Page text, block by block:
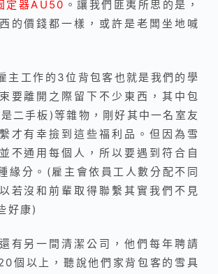
定器AU50 。讓我們匪夷所思的是，
的價錢都一樣，或許是老闆坐地喊
主工作的3位背包客也就是我們的學
要離開之際留下不少東西，其中包
二手板)等雜物，剛好其中一名室友
才有幸撿到這些福利品。但因為雪
不通用每個人，所以要遇到符合自
緣分。(雇主會依員工人數分配不同
若沒和前輩取得聯繫其實我們不見
好康)
有另一間清潔公司，他們每年聘請
個以上，聽說他們家背包客的雪具